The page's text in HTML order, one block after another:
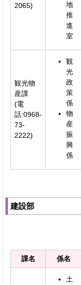
2065)
地
推
進
室
観光物
産課
(電
話:0968-
73-
2222)
観
光
政
策
係
物
産
振
興
係
建設部
課名
係名
土